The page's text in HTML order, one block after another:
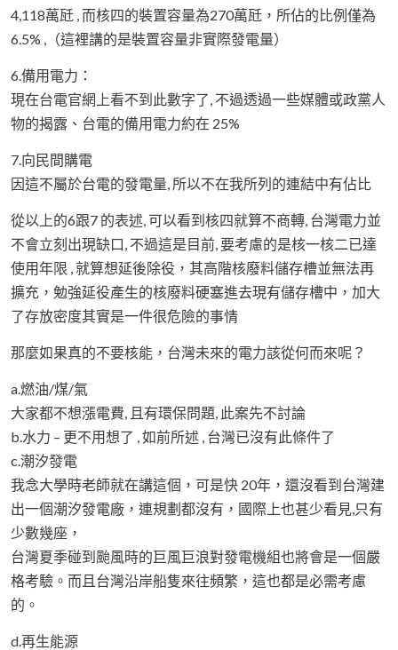
4,118萬瓩 , 而核四的裝置容量為270萬瓩，所佔的比例僅為
6.5% ,（這裡講的是裝置容量非實際發電量）
6.備用電力：
現在台電官網上看不到此數字了, 不過透過一些媒體或政黨人
物的揭露、台電的備用電力約在 25%
7.向民間購電
因這不屬於台電的發電量, 所以不在我所列的連結中有佔比
從以上的6跟7 的表述, 可以看到核四就算不商轉, 台灣電力並
不會立刻出現缺口, 不過這是目前, 要考慮的是核一核二已達
使用年限 , 就算想延後除役，其高階核廢料儲存槽並無法再
擴充，勉強延役產生的核廢料硬塞進去現有儲存槽中，加大
了存放密度其實是一件很危險的事情
那麼如果真的不要核能，台灣未來的電力該從何而來呢？
a.燃油/煤/氣
大家都不想漲電費, 且有環保問題, 此案先不討論
b.水力 – 更不用想了 , 如前所述 , 台灣已沒有此條件了
c.潮汐發電
我念大學時老師就在講這個，可是快 20年，還沒看到台灣建
出一個潮汐發電廠，連規劃都沒有，國際上也甚少看見,只有
少數幾座，
台灣夏季碰到颱風時的巨風巨浪對發電機組也將會是一個嚴
格考驗。而且台灣沿岸船隻來往頻繁，這也都是必需考慮
的。
d.再生能源